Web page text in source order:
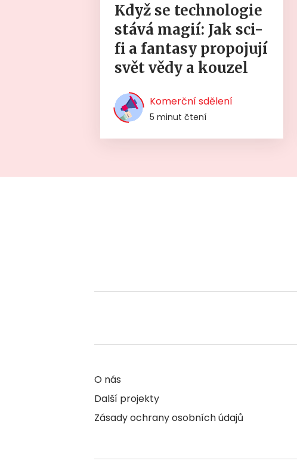
Když se technologie
stává magií: Jak sci-
fi a fantasy propojují
svět vědy a kouzel
Komerční sdělení
5 minut čtení
O nás
Další projekty
Zásady ochrany osobních údajů